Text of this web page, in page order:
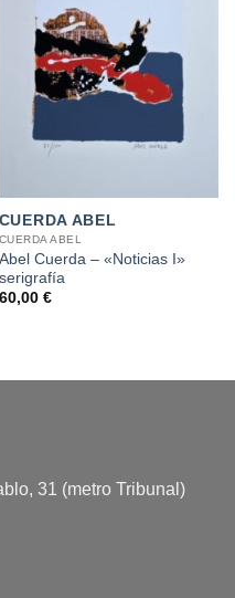
CUERDA ABEL
CUERDA ABEL
Abel Cuerda – «Noticias I»
serigrafía
60,00 €
31 (metro Tribunal)